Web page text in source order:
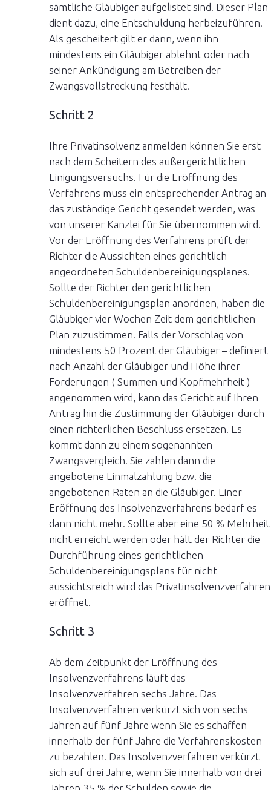
sämtliche Gläubiger aufgelistet sind. Dieser Plan
dient dazu, eine Entschuldung herbeizuführen.
Als gescheitert gilt er dann, wenn ihn
mindestens ein Gläubiger ablehnt oder nach
seiner Ankündigung am Betreiben der
Zwangsvollstreckung festhält.
Schritt 2
Ihre Privatinsolvenz anmelden können Sie erst
nach dem Scheitern des außergerichtlichen
Einigungsversuchs. Für die Eröffnung des
Verfahrens muss ein entsprechender Antrag an
das zuständige Gericht gesendet werden, was
von unserer Kanzlei für Sie übernommen wird.
Vor der Eröffnung des Verfahrens prüft der
Richter die Aussichten eines gerichtlich
angeordneten Schuldenbereinigungsplanes.
Sollte der Richter den gerichtlichen
Schuldenbereinigungsplan anordnen, haben die
Gläubiger vier Wochen Zeit dem gerichtlichen
Plan zuzustimmen. Falls der Vorschlag von
mindestens 50 Prozent der Gläubiger – definiert
nach Anzahl der Gläubiger und Höhe ihrer
Forderungen ( Summen und Kopfmehrheit ) –
angenommen wird, kann das Gericht auf Ihren
Antrag hin die Zustimmung der Gläubiger durch
einen richterlichen Beschluss ersetzen. Es
kommt dann zu einem sogenannten
Zwangsvergleich. Sie zahlen dann die
angebotene Einmalzahlung bzw. die
angebotenen Raten an die Gläubiger. Einer
Eröffnung des Insolvenzverfahrens bedarf es
dann nicht mehr. Sollte aber eine 50 % Mehrheit
nicht erreicht werden oder hält der Richter die
Durchführung eines gerichtlichen
Schuldenbereinigungsplans für nicht
aussichtsreich wird das Privatinsolvenzverfahren
eröffnet.
Schritt 3
Ab dem Zeitpunkt der Eröffnung des
Insolvenzverfahrens läuft das
Insolvenzverfahren sechs Jahre. Das
Insolvenzverfahren verkürzt sich von sechs
Jahren auf fünf Jahre wenn Sie es schaffen
innerhalb der fünf Jahre die Verfahrenskosten
zu bezahlen. Das Insolvenzverfahren verkürzt
sich auf drei Jahre, wenn Sie innerhalb von drei